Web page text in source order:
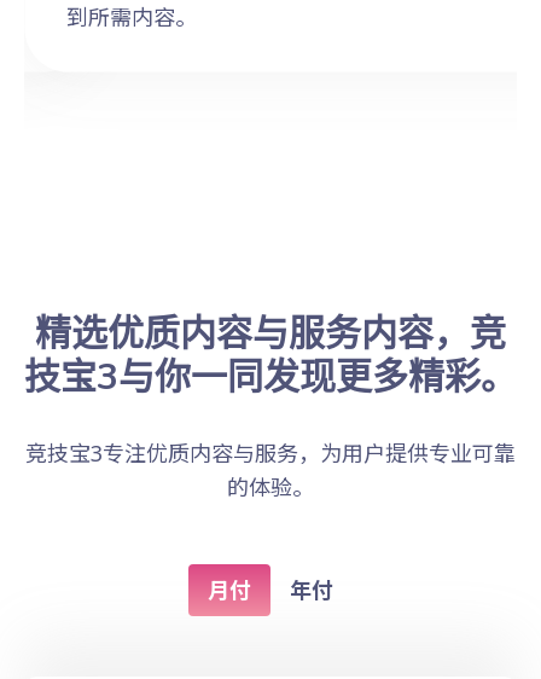
到所需内容。
精选优质内容与服务内容，竞
技宝3与你一同发现更多精彩。
竞技宝3专注优质内容与服务，为用户提供专业可靠
的体验。
月付 年付